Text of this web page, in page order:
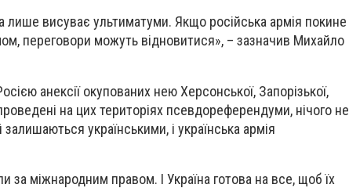
лише висуває ультиматуми. Якщо російська армія покине
переговори можуть відновитися», – зазначив Михайло
анексії окупованих нею Херсонської, Запорізької,
на цих територіях псевдореферендуми, нічого не
українськими, і українська армія
міжнародним правом. І Україна готова на все, щоб їх